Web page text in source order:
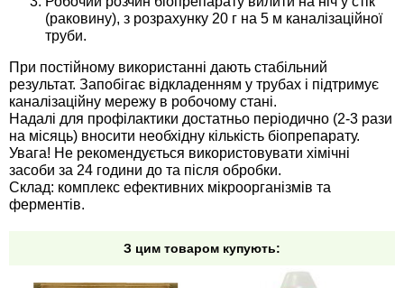
(раковину), з розрахунку 20 г на 5 м каналізаційної
труби.
При постійному використанні дають стабільний
результат. Запобігає відкладенням у трубах і підтримує
каналізаційну мережу в робочому стані.
Надалі для профілактики достатньо періодично (2-3 рази
на місяць) вносити необхідну кількість біопрепарату.
Увага! Не рекомендується використовувати хімічні
засоби за 24 години до та після обробки.
Склад: комплекс ефективних мікроорганізмів та
ферментів.
З цим товаром купують:
Семена цветов
Семена шпината
Семена щавеля
Элитные семена в банках
Хозяйственные товары
Средства защиты растений
Лидеры продаж
Купить семена - хиты продаж
Архив